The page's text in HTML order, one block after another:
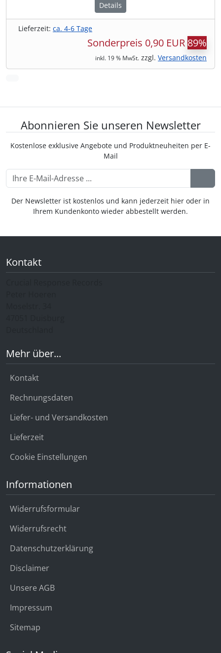
Details
Lieferzeit: ca. 4-6 Tage
Sonderpreis 0,90 EUR 89%
inkl. 19 % MwSt. zzgl. Versandkosten
Abonnieren Sie unseren Newsletter
Kostenlose exklusive Angebote und Produktneuheiten per E-
Mail
Der Newsletter ist kostenlos und kann jederzeit hier oder in
Ihrem Kundenkonto wieder abbestellt werden.
Kontakt
Mehr über...
Kontakt
Rechnungsdaten
Liefer- und Versandkosten
Lieferzeit
Cookie Einstellungen
Informationen
Widerrufsformular
Widerrufsrecht
Datenschutzerklärung
Disclaimer
Unsere AGB
Impressum
Sitemap